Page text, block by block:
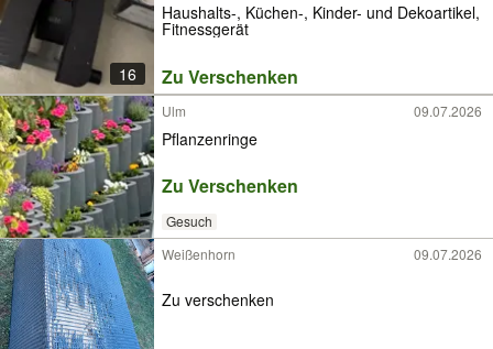
16
Haushalts-, Küchen-, Kinder- und Dekoartikel,
Fitnessgerät
Zu Verschenken
Ulm 09.07.2026
Pflanzenringe
Zu Verschenken
Gesuch
Weißenhorn 09.07.2026
Zu verschenken